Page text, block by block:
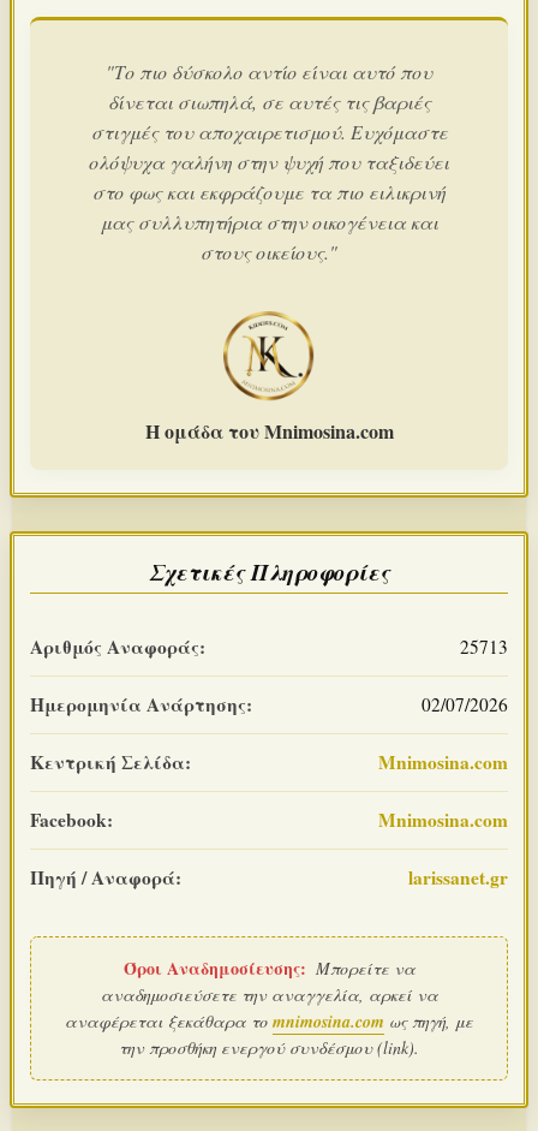
"Το πιο δύσκολο αντίο είναι αυτό που
δίνεται σιωπηλά, σε αυτές τις βαριές
στιγμές του αποχαιρετισμού. Ευχόμαστε
ολόψυχα γαλήνη στην ψυχή που ταξιδεύει
στο φως και εκφράζουμε τα πιο ειλικρινή
μας συλλυπητήρια στην οικογένεια και
στους οικείους."
Η ομάδα του Mnimosina.com
Σχετικές Πληροφορίες
Αριθμός Αναφοράς: 25713
Ημερομηνία Ανάρτησης: 02/07/2026
Κεντρική Σελίδα: Mnimosina.com
Facebook: Mnimosina.com
Πηγή / Αναφορά: larissanet.gr
Όροι Αναδημοσίευσης: Μπορείτε να
αναδημοσιεύσετε την αναγγελία, αρκεί να
αναφέρεται ξεκάθαρα το mnimosina.com ως πηγή, με
την προσθήκη ενεργού συνδέσμου (link).